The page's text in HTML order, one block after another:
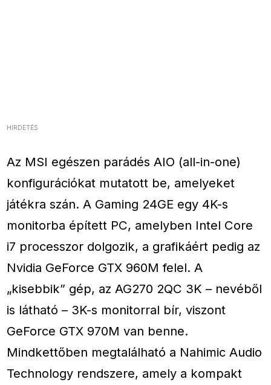
HIRDETÉS
Az MSI egészen parádés AIO (all-in-one)
konfigurációkat mutatott be, amelyeket
játékra szán. A Gaming 24GE egy 4K-s
monitorba épített PC, amelyben Intel Core
i7 processzor dolgozik, a grafikáért pedig az
Nvidia GeForce GTX 960M felel. A
„kisebbik” gép, az AG270 2QC 3K – nevéből
is látható – 3K-s monitorral bír, viszont
GeForce GTX 970M van benne.
Mindkettőben megtalálható a Nahimic Audio
Technology rendszere, amely a kompakt